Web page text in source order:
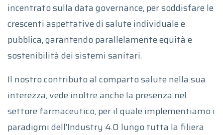
incentrato sulla data governance, per soddisfare le
crescenti aspettative di salute individuale e
pubblica, garantendo parallelamente equità e
sostenibilità dei sistemi sanitari.
Il nostro contributo al comparto salute nella sua
interezza, vede inoltre anche la presenza nel
settore farmaceutico, per il quale implementiamo i
paradigmi dell’Industry 4.0 lungo tutta la filiera